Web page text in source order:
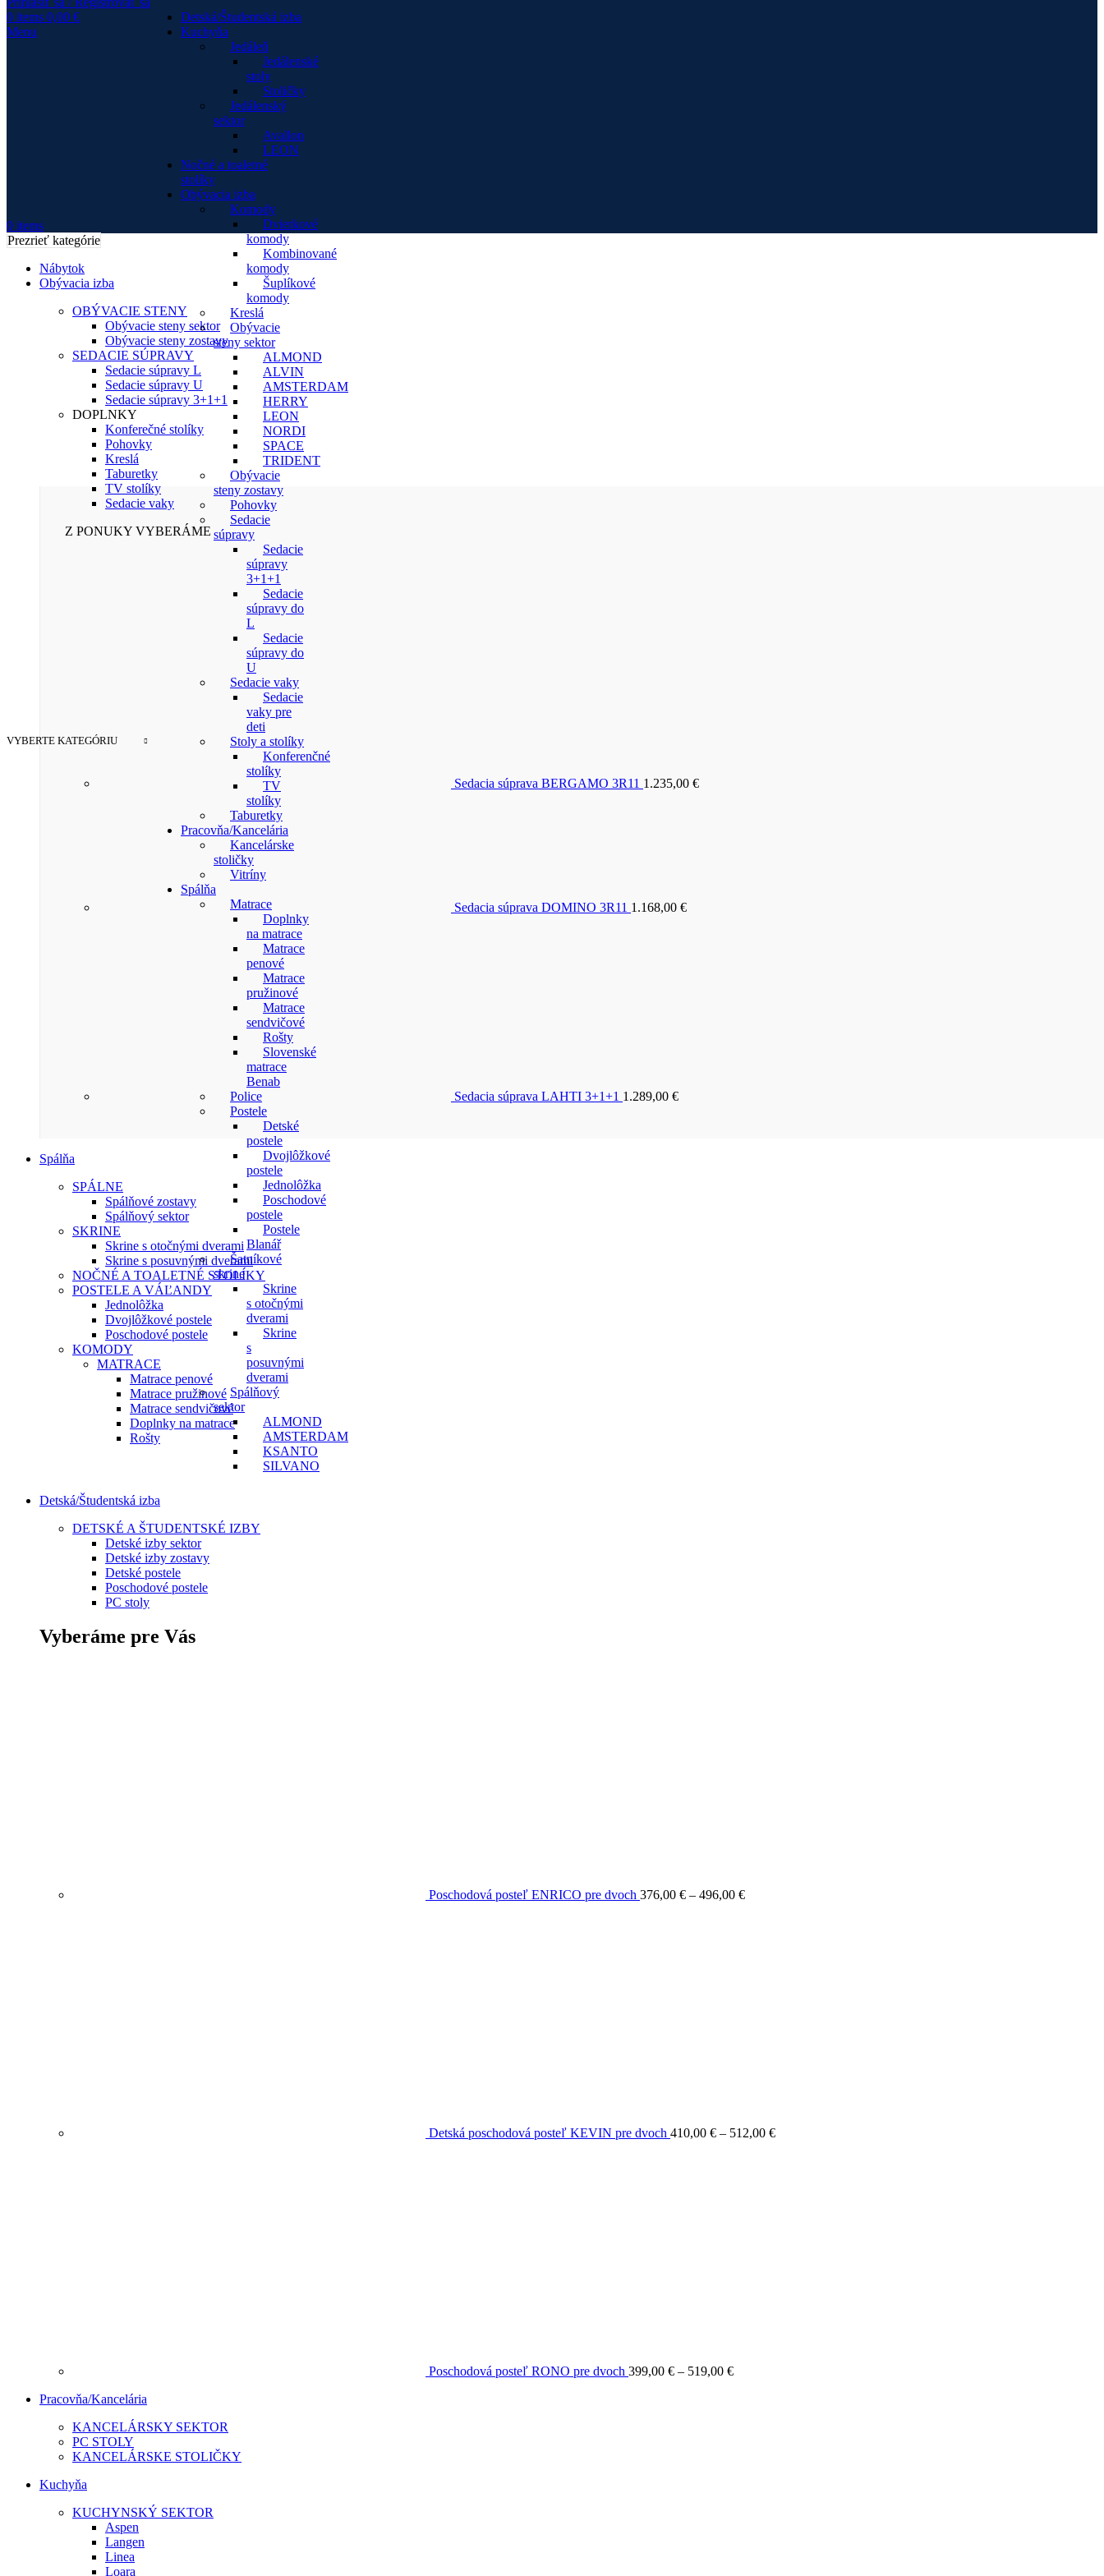
VYBERTE KATEGÓRIU
Detská/Študentská izba
Kuchyňa
Jedáleň
Jedálenské
stoly
Stoličky
Jedálenský
sektor
Avallon
LEON
Nočné a toaletné
stolíky
Obývacia izba
Komody
Dvierkové
komody
Kombinované
komody
Šuplíkové
komody
Kreslá
Obývacie
steny sektor
ALMOND
ALVIN
AMSTERDAM
HERRY
LEON
NORDI
SPACE
TRIDENT
Obývacie
steny zostavy
Pohovky
Sedacie
súpravy
Sedacie
súpravy
3+1+1
Sedacie
súpravy do
L
Sedacie
súpravy do
U
Sedacie vaky
Sedacie
vaky pre
deti
Stoly a stolíky
Konferenčné
stolíky
TV
stolíky
Taburetky
Pracovňa/Kancelária
Kancelárske
stoličky
Vitríny
Spálňa
Matrace
Doplnky
na matrace
Matrace
penové
Matrace
pružinové
Matrace
sendvičové
Rošty
Slovenské
matrace
Benab
Police
Postele
Detské
postele
Dvojlôžkové
postele
Jednolôžka
Poschodové
postele
Postele
Blanář
Šatníkové
skrine
Skrine
s otočnými
dverami
Skrine
s
posuvnými
dverami
Spálňový
sektor
ALMOND
AMSTERDAM
KSANTO
SILVANO
0 items 0,00 €
Menu
0 items
Prezrieť kategórie
Nábytok
Obývacia izba
OBÝVACIE STENY
Obývacie steny sektor
Obývacie steny zostavy
SEDACIE SÚPRAVY
Sedacie súpravy L
Sedacie súpravy U
Sedacie súpravy 3+1+1
DOPLNKY
Konferečné stolíky
Pohovky
Kreslá
Taburetky
TV stolíky
Sedacie vaky
Z PONUKY VYBERÁME
Sedacia súprava BERGAMO 3R11 1.235,00 €
Sedacia súprava DOMINO 3R11 1.168,00 €
Sedacia súprava LAHTI 3+1+1 1.289,00 €
Spálňa
SPÁLNE
Spálňové zostavy
Spálňový sektor
SKRINE
Skrine s otočnými dverami
Skrine s posuvnými dverami
NOČNÉ A TOALETNÉ STOLÍKY
POSTELE A VÁĽANDY
Jednolôžka
Dvojlôžkové postele
Poschodové postele
KOMODY
MATRACE
Matrace penové
Matrace pružinové
Matrace sendvičové
Doplnky na matrace
Rošty
Detská/Študentská izba
DETSKÉ A ŠTUDENTSKÉ IZBY
Detské izby sektor
Detské izby zostavy
Detské postele
Poschodové postele
PC stoly
Vyberáme pre Vás
Poschodová posteľ ENRICO pre dvoch 376,00 € – 496,00 €
Detská poschodová posteľ KEVIN pre dvoch 410,00 € – 512,00 €
Poschodová posteľ RONO pre dvoch 399,00 € – 519,00 €
Pracovňa/Kancelária
KANCELÁRSKY SEKTOR
PC STOLY
KANCELÁRSKE STOLIČKY
Kuchyňa
KUCHYNSKÝ SEKTOR
Aspen
Langen
Linea
Loara